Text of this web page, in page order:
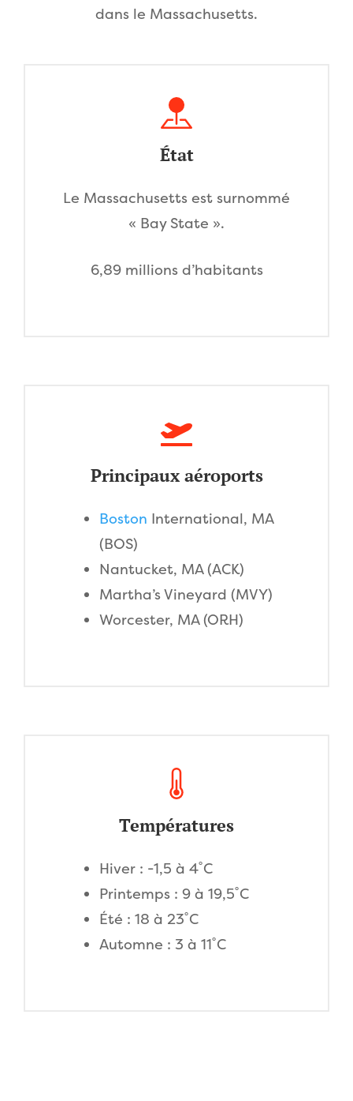
dans le Massachusetts.
État
Le Massachusetts est surnommé
« Bay State ».
6,89 millions d’habitants
Principaux aéroports
Boston International, MA
(BOS)
Nantucket, MA (ACK)
Martha’s Vineyard (MVY)
Worcester, MA (ORH)
Températures
Hiver : -1,5 à 4˚C
Printemps : 9 à 19,5˚C
Été : 18 à 23˚C
Automne : 3 à 11˚C